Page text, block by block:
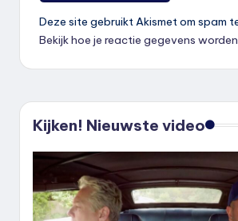
Deze site gebruikt Akismet om spam
Bekijk hoe je reactie gegevens
Kijken! Nieuwste video